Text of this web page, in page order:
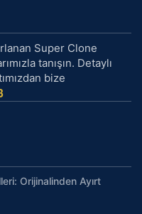
Super Clone
tanışın. Detaylı
bize
Orijinalinden Ayırt